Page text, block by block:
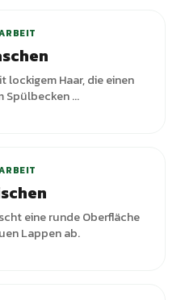
lockigem Haar, die einen
Spülbecken ...
eine runde Oberfläche
Lappen ab.